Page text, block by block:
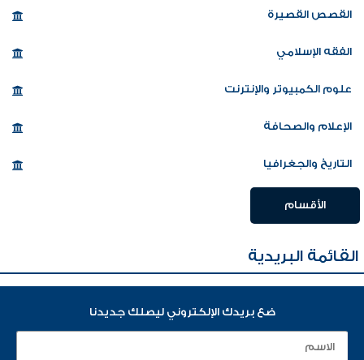
القصص القصيرة
الفقه الإسلامي
علوم الكمبيوتر والإنترنت
الإعلام والصحافة
التاريخ والجغرافيا
الأقسام
القائمة البريدية
ضع بريدك الإلكتروني ليصلك جديدنا